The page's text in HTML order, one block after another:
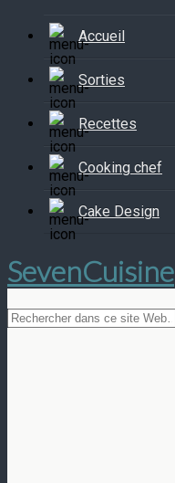
Accueil
Sorties
Recettes
Cooking chef
Cake Design
SevenCuisine